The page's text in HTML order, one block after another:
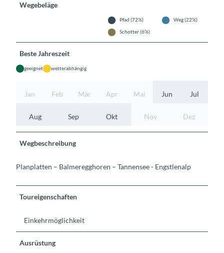
Wegebeläge
Pfad (72%)
Weg (22%)
Schotter (6%)
Beste Jahreszeit
geeignet wetterabhängig
Jan Feb Mär Apr Mai Jun Jul
Aug Sep Okt Nov Dez
Wegbeschreibung
Planplatten – Balmeregghoren – Tannensee - Engstlenalp
Toureigenschaften
Einkehrmöglichkeit
Ausrüstung